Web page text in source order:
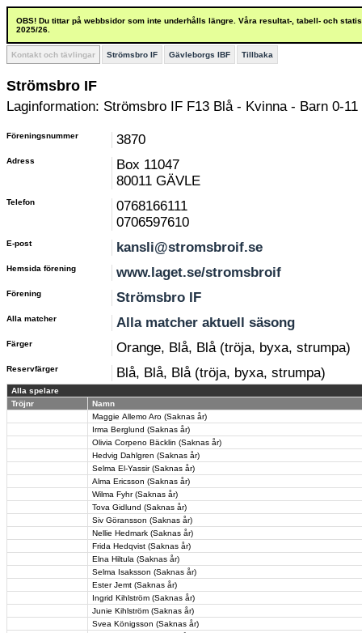
OBS! Du tittar på webbsidor som inte underhålls längre. Våra resultat-, tabell- och
2025/26.
Kontakt och tävlingar Strömsbro IF Gävleborgs IBF Tillbaka
Strömsbro IF
Laginformation: Strömsbro IF F13 Blå - Kvinna - Barn 0-11
Föreningsnummer 3870
Adress
Box 11047
80011 GÄVLE
Telefon
0768166111
0706597610
E-post kansli@stromsbroif.se
Hemsida förening www.laget.se/stromsbroif
Förening Strömsbro IF
Alla matcher Alla matcher aktuell säsong
Färger Orange, Blå, Blå (tröja, byxa, strumpa)
Reservfärger Blå, Blå, Blå (tröja, byxa, strumpa)
Alla spelare
Tröjnr
Namn
Maggie Allemo Aro (Saknas år)
Irma Berglund (Saknas år)
Olivia Corpeno Bäcklin (Saknas år)
Hedvig Dahlgren (Saknas år)
Selma El-Yassir (Saknas år)
Alma Ericsson (Saknas år)
Wilma Fyhr (Saknas år)
Tova Gidlund (Saknas år)
Siv Göransson (Saknas år)
Nellie Hedmark (Saknas år)
Frida Hedqvist (Saknas år)
Elna Hiltula (Saknas år)
Selma Isaksson (Saknas år)
Ester Jemt (Saknas år)
Ingrid Kihlström (Saknas år)
Junie Kihlström (Saknas år)
Svea Königsson (Saknas år)